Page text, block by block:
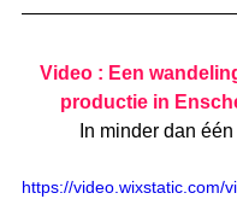
Video : Een
productie in
In minder dan
https://video.wixstatic.com/